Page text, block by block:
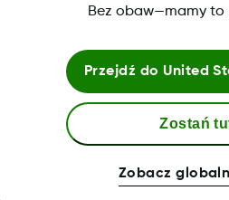
Bez obaw—mamy to
Przejdź do United
Zostań
Zobacz